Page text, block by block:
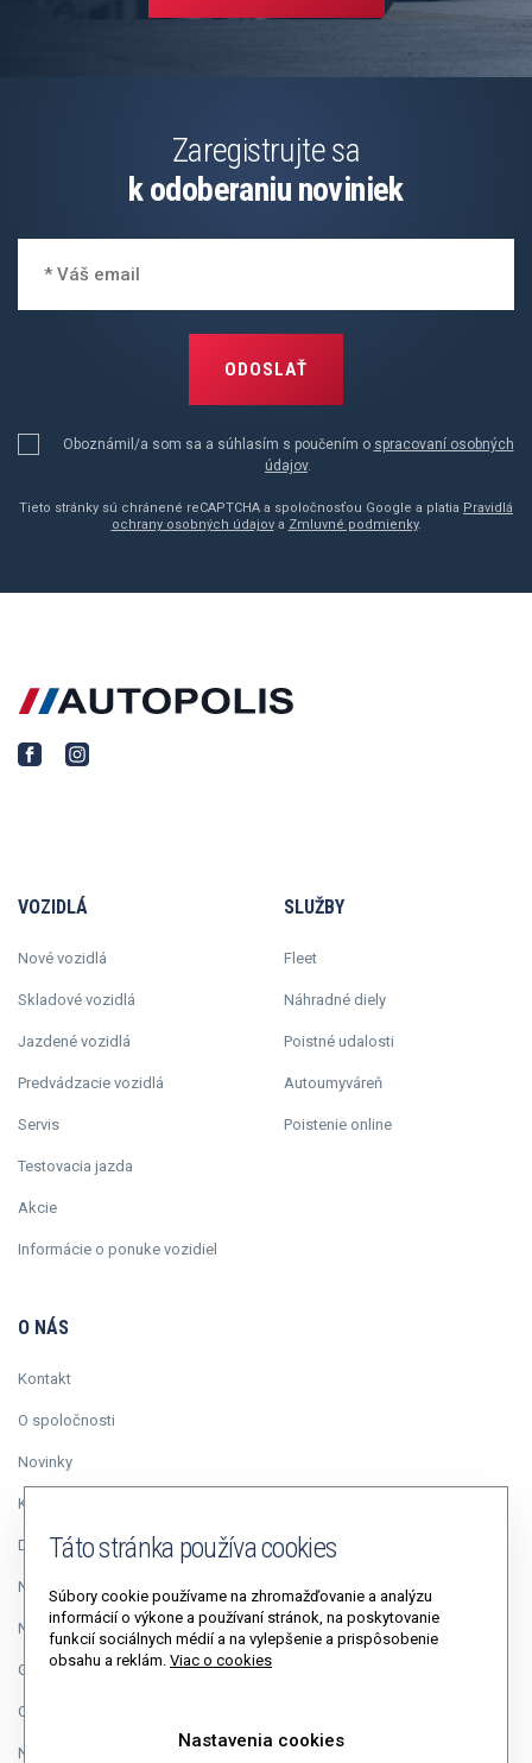
Zaregistrujte sa
k odoberaniu noviniek
ODOSLAŤ
Oboznámil/a som sa a súhlasím s poučením o spracovaní osobných
údajov.
Tieto stránky sú chránené reCAPTCHA a spoločnosťou Google a platia Pravidlá
ochrany osobných údajova Zmluvné podmienky.
VOZIDLÁ
Nové vozidlá
Skladové vozidlá
Jazdené vozidlá
Predvádzacie vozidlá
Servis
Testovacia jazda
Akcie
Informácie o ponuke vozidiel
SLUŽBY
Fleet
Náhradné diely
Poistné udalosti
Autoumyváreň
Poistenie online
O NÁS
Kontakt
O spoločnosti
Novinky
Kariéra
Duálne vzdelávanie
Napísali o nás
Napíšte riaditeľovi
GDPR
Cookies
Nastavenia cookies
Táto stránka používa cookies
Súbory cookie používame na zhromažďovanie a analýzu
informácií o výkone a používaní stránok, na poskytovanie
funkcií sociálnych médií a na vylepšenie a prispôsobenie
obsahu a reklám. Viac o cookies
Nastavenia cookies